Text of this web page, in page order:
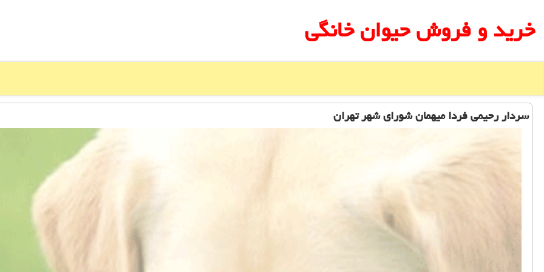
خرید و فروش حیوان خانگی
سردار رحیمی فردا میهمان شورای شهر تهران